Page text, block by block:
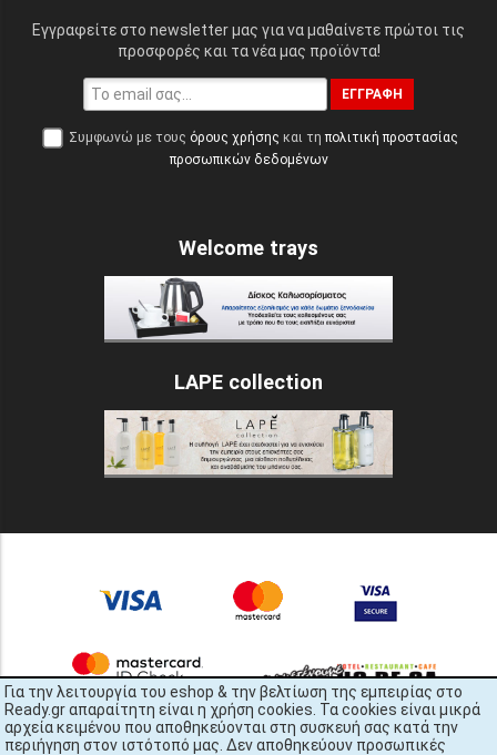
Για την λειτουργία του eshop & την βελτίωση της εμπειρίας στο
Ready.gr απαραίτητη είναι η χρήση cookies. Τα cookies είναι μικρά
αρχεία κειμένου που αποθηκεύονται στη συσκευή σας κατά την
περιήγηση στον ιστότοπό μας. Δεν αποθηκεύουν προσωπικές
Εγγραφείτε στο newsletter μας για να μαθαίνετε πρώτοι τις
προσφορές και τα νέα μας προϊόντα!
ΕΓΓΡΑΦΉ
Συμφωνώ με τους όρους χρήσης και τη πολιτική προστασίας
προσωπικών δεδομένων
Welcome trays
LAPE collection